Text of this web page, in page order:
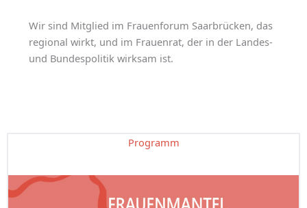
Wir sind Mitglied im Frauenforum Saarbrücken, das
regional wirkt, und im Frauenrat, der in der Landes-
und Bundespolitik wirksam ist.
Programm